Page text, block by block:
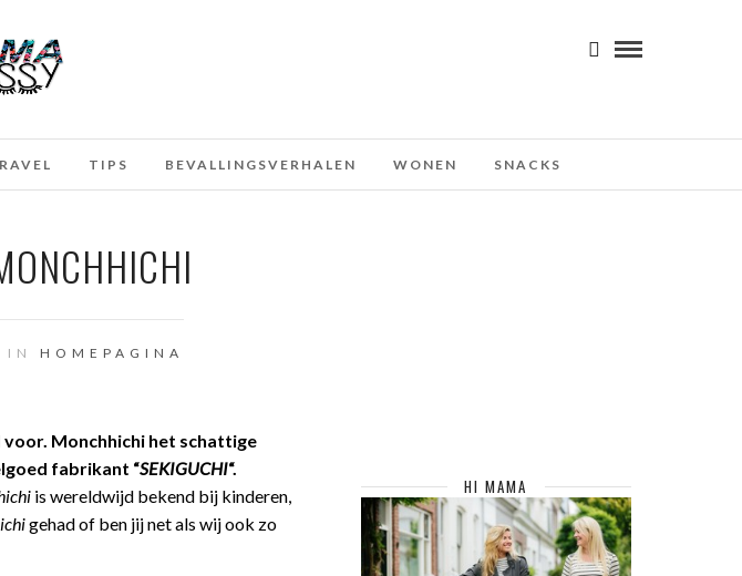
TIPS BEVALLINGSVERHALEN WONEN SNACKS
IN HOMEPAGINA
voor. Monchhichi het schattige
fabrikant “SEKIGUCHI“.
is wereldwijd bekend bij kinderen,
gehad of ben jij net als wij ook zo
HI MAMA